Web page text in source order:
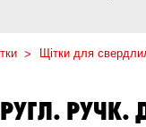
Щітки для